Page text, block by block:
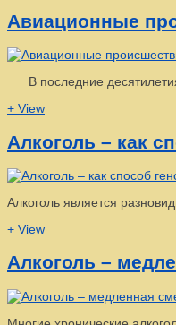
Авиационные
В последние десятилетия
+ View
Алкоголь – как
Алкоголь является
+ View
Алкоголь –